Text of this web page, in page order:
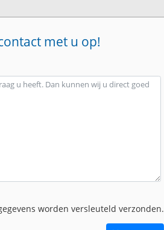
met u op!
worden versleuteld verzonden.